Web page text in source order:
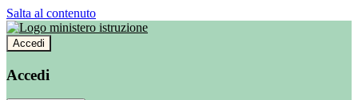
Salta al contenuto
Accedi
Accedi